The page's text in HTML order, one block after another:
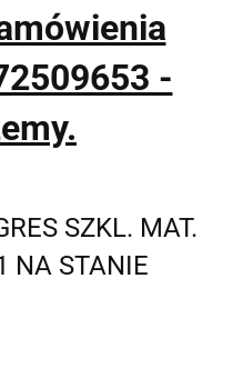
-
SZKL. MAT.
NA STANIE